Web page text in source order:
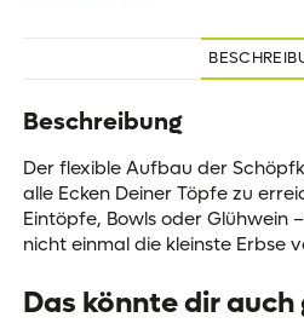
Beschreibung
Der flexible Aufbau der
alle Ecken Deiner Töpfe zu
Eintöpfe, Bowls oder Glühwein
nicht einmal die kleinste Erbse
Das könnte dir